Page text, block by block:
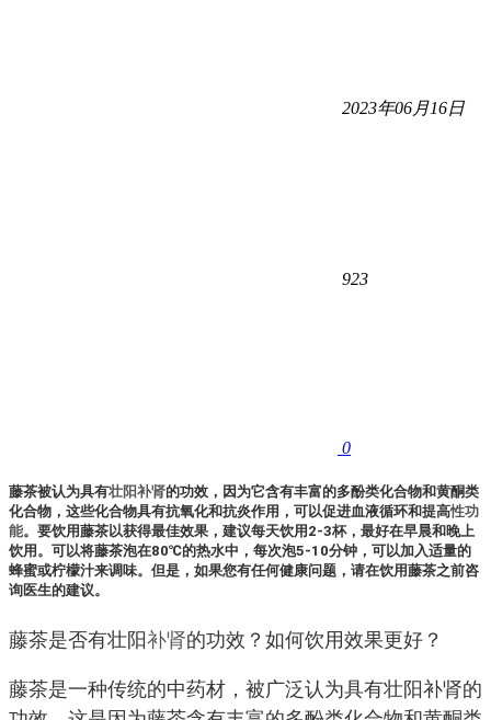
2023年06月16日
923
0
藤茶被认为具有壮阳补肾的功效，因为它含有丰富的多酚类化合物和黄酮类
化合物，这些化合物具有抗氧化和抗炎作用，可以促进血液循环和提高性功
能。要饮用藤茶以获得最佳效果，建议每天饮用2-3杯，最好在早晨和晚上
饮用。可以将藤茶泡在80℃的热水中，每次泡5-10分钟，可以加入适量的
蜂蜜或柠檬汁来调味。但是，如果您有任何健康问题，请在饮用藤茶之前咨
询医生的建议。
藤茶是否有壮阳补肾的功效？如何饮用效果更好？
藤茶是一种传统的中药材，被广泛认为具有壮阳补肾的